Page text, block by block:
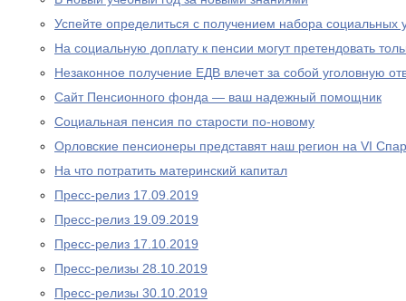
Успейте определиться с получением набора социальных
На социальную доплату к пенсии могут претендовать
Незаконное получение ЕДВ влечет за собой уголовную
Сайт Пенсионного фонда — ваш надежный помощник
Социальная пенсия по старости по-новому
Орловские пенсионеры представят наш регион на VI
На что потратить материнский капитал
Пресс-релиз 17.09.2019
Пресс-релиз 19.09.2019
Пресс-релиз 17.10.2019
Пресс-релизы 28.10.2019
Пресс-релизы 30.10.2019